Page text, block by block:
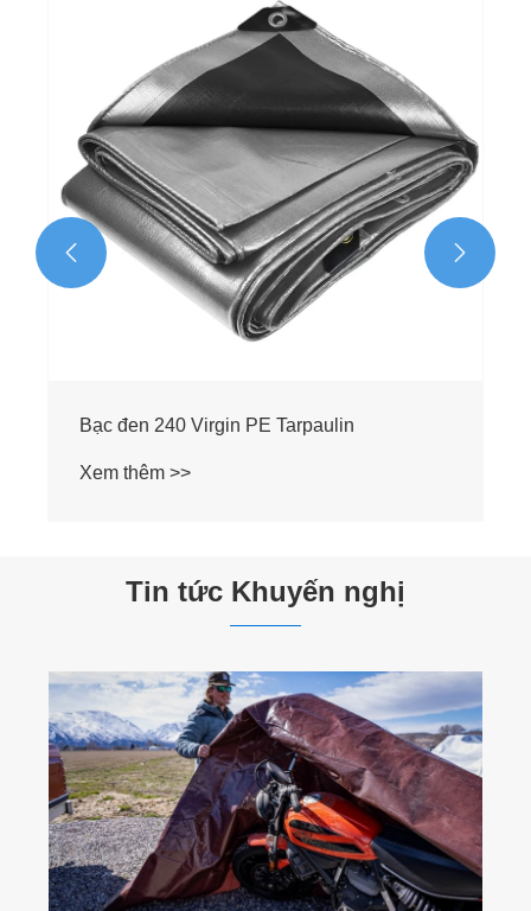
130g Bạt PE đen nguyên chất
Xem thêm >>
 
Tin tức Khuyến nghị
Tại sao nên chọn Bạt PE xanh 120GSM để
bảo vệ bền bỉ và tiết kiệm chi phí?
Xem thêm >>